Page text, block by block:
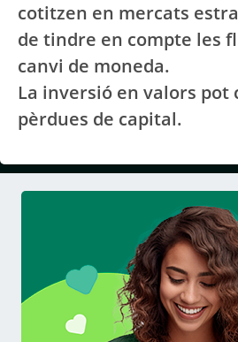
cotitzen en mercats
de tindre en compte les
canvi de moneda.
La inversió en valors pot
pèrdues de capital.